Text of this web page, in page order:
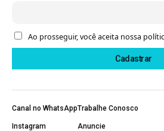
Ao prosseguir, você aceita nossa
Canal no WhatsApp
Instagram
Trabalhe Conosco
Anuncie